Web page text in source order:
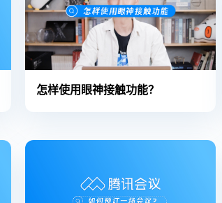
怎样使用眼神接触功能？